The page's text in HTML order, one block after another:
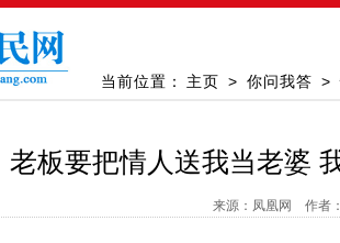
当前位置： 主页 > 你问我答 >
老板要把情人送我当老婆
来源：凤凰网 作者